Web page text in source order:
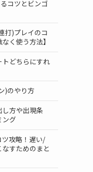
コツとビンゴ
打)プレイのコ
く使う方法】
どちらにすれ
)のやり方
方や出現条
ング
ツ攻略！遅い/
すためのまと